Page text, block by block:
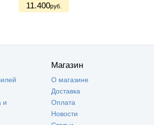
11.400руб.
и
Магазин
О магазине
Доставка
Оплата
Новости